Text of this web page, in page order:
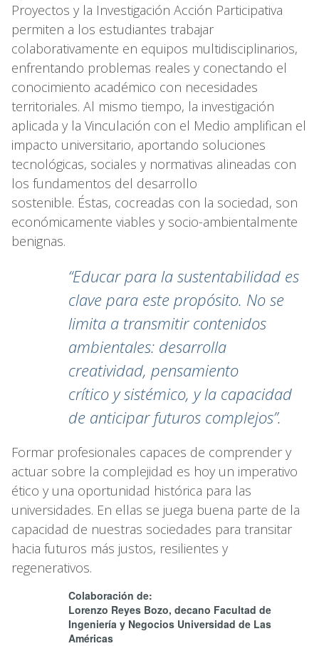
Proyectos y la Investigación Acción Participativa
permiten a los estudiantes trabajar
colaborativamente en equipos multidisciplinarios,
enfrentando problemas reales y conectando el
conocimiento académico con necesidades
territoriales. Al mismo tiempo, la investigación
aplicada y la Vinculación con el Medio amplifican el
impacto universitario, aportando soluciones
tecnológicas, sociales y normativas alineadas con
los fundamentos del desarrollo
sostenible. Éstas, cocreadas con la sociedad, son
económicamente viables y socio-ambientalmente
benignas.
“Educar para la sustentabilidad es
clave para este propósito. No se
limita a transmitir contenidos
ambientales: desarrolla
creatividad, pensamiento
crítico y sistémico, y la capacidad
de anticipar futuros complejos”.
Formar profesionales capaces de comprender y
actuar sobre la complejidad es hoy un imperativo
ético y una oportunidad histórica para las
universidades. En ellas se juega buena parte de la
capacidad de nuestras sociedades para transitar
hacia futuros más justos, resilientes y
regenerativos.
Colaboración de:
Lorenzo Reyes Bozo, decano Facultad de
Ingeniería y Negocios Universidad de Las
Américas